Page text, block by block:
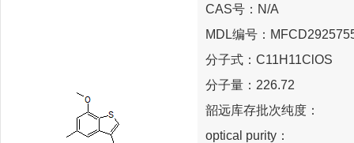
CAS号：N/A
MDL编号：
分子式：C11H11ClOS
分子量：226.72
韶远库存批次纯度：
optical purity：